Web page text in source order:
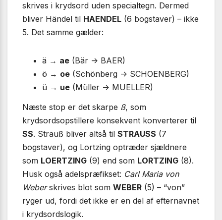
skrives i krydsord uden specialtegn. Dermed
bliver Händel til HAENDEL (6 bogstaver) – ikke
5. Det samme gælder:
ä → ae (Bär -> BAER)
ö → oe (Schönberg -> SCHOENBERG)
ü → ue (Müller -> MUELLER)
Næste stop er det skarpe ß, som
krydsordsopstillere konsekvent konverterer til
SS. Strauß bliver altså til STRAUSS (7
bogstaver), og Lortzing optræder sjældnere
som LOERTZING (9) end som LORTZING (8).
Husk også adelspræfikset: Carl Maria von
Weberskrives blot som WEBER (5) – “von”
ryger ud, fordi det ikke er en del af efternavnet
i krydsordslogik.